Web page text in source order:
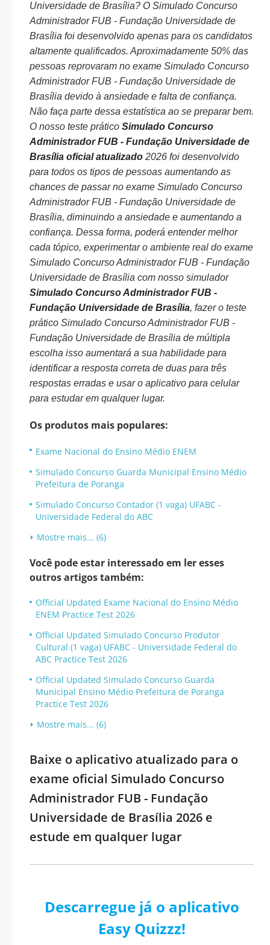
Universidade de Brasília? O Simulado Concurso
Administrador FUB - Fundação Universidade de
Brasília foi desenvolvido apenas para os candidatos
altamente qualificados. Aproximadamente 50% das
pessoas reprovaram no exame Simulado Concurso
Administrador FUB - Fundação Universidade de
Brasília devido à ansiedade e falta de confiança.
Não faça parte dessa estatística ao se preparar bem.
O nosso teste prático Simulado Concurso
Administrador FUB - Fundação Universidade de
Brasília oficial atualizado 2026 foi desenvolvido
para todos os tipos de pessoas aumentando as
chances de passar no exame Simulado Concurso
Administrador FUB - Fundação Universidade de
Brasília, diminuindo a ansiedade e aumentando a
confiança. Dessa forma, poderá entender melhor
cada tópico, experimentar o ambiente real do exame
Simulado Concurso Administrador FUB - Fundação
Universidade de Brasília com nosso simulador
Simulado Concurso Administrador FUB -
Fundação Universidade de Brasília, fazer o teste
prático Simulado Concurso Administrador FUB -
Fundação Universidade de Brasília de múltipla
escolha isso aumentará a sua habilidade para
identificar a resposta correta de duas para três
respostas erradas e usar o aplicativo para celular
para estudar em qualquer lugar.
Os produtos mais populares:
Exame Nacional do Ensino Médio ENEM
Simulado Concurso Guarda Municipal Ensino Médio
Prefeitura de Poranga
Simulado Concurso Contador (1 vaga) UFABC -
Universidade Federal do ABC
Mostre mais... (6)
Você pode estar interessado em ler esses
outros artigos também:
Official Updated Exame Nacional do Ensino Médio
ENEM Practice Test 2026
Official Updated Simulado Concurso Produtor
Cultural (1 vaga) UFABC - Universidade Federal do
ABC Practice Test 2026
Official Updated Simulado Concurso Guarda
Municipal Ensino Médio Prefeitura de Poranga
Practice Test 2026
Mostre mais... (6)
Baixe o aplicativo atualizado para o
exame oficial Simulado Concurso
Administrador FUB - Fundação
Universidade de Brasília 2026 e
estude em qualquer lugar
Descarregue já o aplicativo
Easy Quizzz!